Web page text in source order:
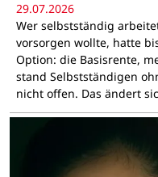
29.07.2026
Wer selbstständig
vorsorgen wollte, hatte
Option: die Basisrente,
stand Selbstständigen
nicht offen. Das ändert